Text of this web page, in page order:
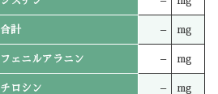
合計 – mg
フェニルアラニン – mg
チロシン – mg